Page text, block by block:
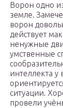
Ворон одно
земле.
ворон
действует
ненужные
умственные
интеллекта у
ситуации.
провели